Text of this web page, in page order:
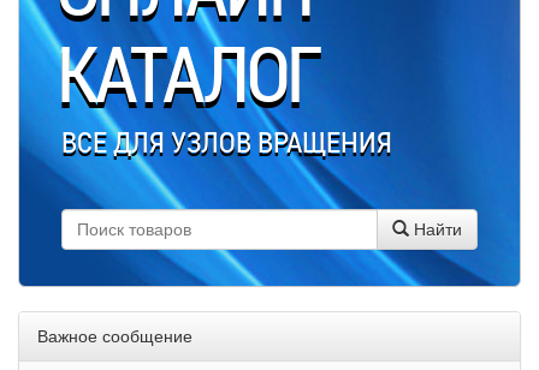
КАТАЛОГ
ВСЕ ДЛЯ УЗЛОВ ВРАЩЕНИЯ
Найти
Важное сообщение